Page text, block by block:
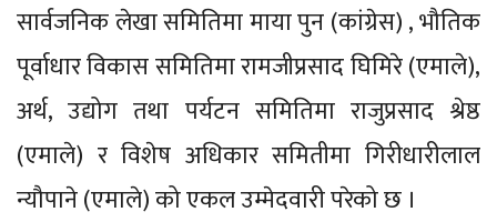
सार्वजनिक लेखा समितिमा माया पुन (कांग्रेस) , भौतिक
पूर्वाधार विकास समितिमा रामजीप्रसाद घिमिरे (एमाले),
अर्थ, उद्योग तथा पर्यटन समितिमा राजुप्रसाद श्रेष्ठ
(एमाले) र विशेष अधिकार समितीमा गिरीधारीलाल
न्यौपाने (एमाले) को एकल उम्मेदवारी परेको छ ।